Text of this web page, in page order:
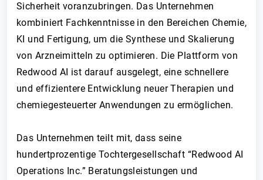
Sicherheit voranzubringen. Das Unternehmen
kombiniert Fachkenntnisse in den Bereichen Chemie,
KI und Fertigung, um die Synthese und Skalierung
von Arzneimitteln zu optimieren. Die Plattform von
Redwood AI ist darauf ausgelegt, eine schnellere
und effizientere Entwicklung neuer Therapien und
chemiegesteuerter Anwendungen zu ermöglichen.
Das Unternehmen teilt mit, dass seine
hundertprozentige Tochtergesellschaft “Redwood AI
Operations Inc.” Beratungsleistungen und